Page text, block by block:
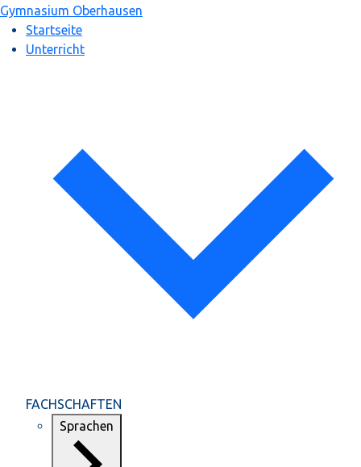
Gymnasium Oberhausen
Startseite
Unterricht
FACHSCHAFTEN
Sprachen